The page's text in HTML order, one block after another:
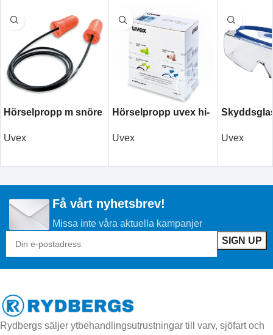
Hörselpropp m snöre
Uvex
Hörselpropp uvex hi-
Uvex
9169.065
Uvex
Få vårt nyhetsbrev!
Missa inte våra aktuella kampanjer
Rydbergs säljer ytbehandlingsutrustningar till varv, sjöfart och